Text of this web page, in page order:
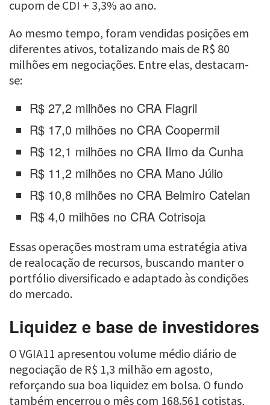
cupom de CDI + 3,3% ao ano.
Ao mesmo tempo, foram vendidas posições em
diferentes ativos, totalizando mais de R$ 80
milhões em negociações. Entre elas, destacam-
se:
R$ 27,2 milhões no CRA Fiagril
R$ 17,0 milhões no CRA Coopermil
R$ 12,1 milhões no CRA Ilmo da Cunha
R$ 11,2 milhões no CRA Mano Júlio
R$ 10,8 milhões no CRA Belmiro Catelan
R$ 4,0 milhões no CRA Cotrisoja
Essas operações mostram uma estratégia ativa
de realocação de recursos, buscando manter o
portfólio diversificado e adaptado às condições
do mercado.
Liquidez e base de investidores
O VGIA11 apresentou volume médio diário de
negociação de R$ 1,3 milhão em agosto,
reforçando sua boa liquidez em bolsa. O fundo
também encerrou o mês com 168.561 cotistas,